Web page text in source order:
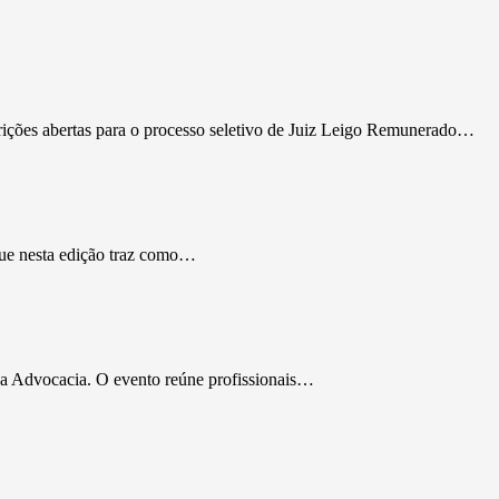
abertas para o processo seletivo de Juiz Leigo Remunerado…
nesta edição traz como…
Advocacia. O evento reúne profissionais…